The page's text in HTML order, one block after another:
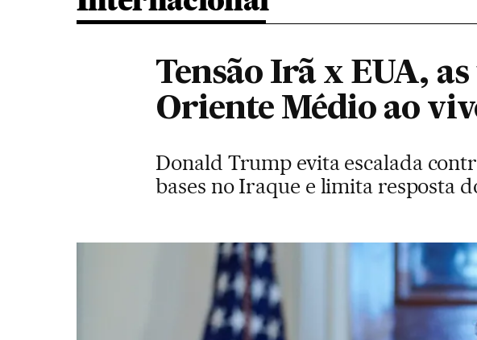
Tensão Irã x EUA,
Oriente Médio ao
Donald Trump evita escalada
bases no Iraque e limita resposta